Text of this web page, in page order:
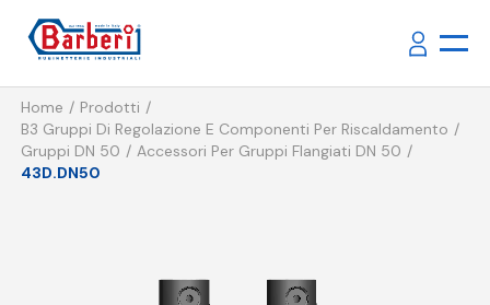
Home
Prodotti
B3 Gruppi Di Regolazione E Componenti Per Riscaldamento
Gruppi DN 50
Accessori Per Gruppi Flangiati DN 50
43D.DN50